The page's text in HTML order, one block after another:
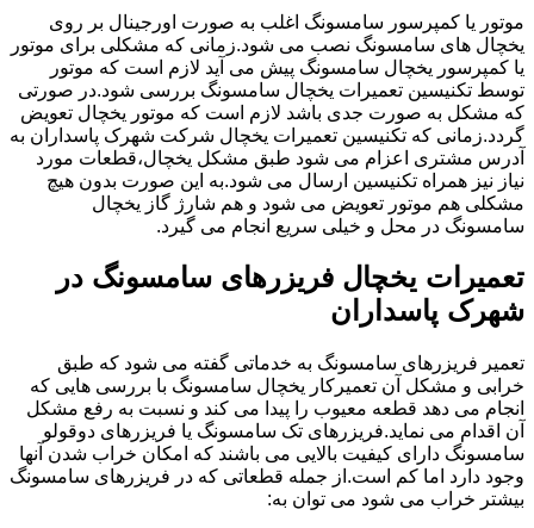
موتور یا کمپرسور سامسونگ اغلب به صورت اورجینال بر روی
یخچال های سامسونگ نصب می شود.زمانی که مشکلی برای موتور
یا کمپرسور یخچال سامسونگ پیش می آید لازم است که موتور
توسط تکنیسین تعمیرات یخچال سامسونگ بررسی شود.در صورتی
که مشکل به صورت جدی باشد لازم است که موتور یخچال تعویض
گردد.زمانی که تکنیسین تعمیرات یخچال شرکت شهرک پاسداران به
آدرس مشتری اعزام می شود طبق مشکل یخچال،قطعات مورد
نیاز نیز همراه تکنیسین ارسال می شود.به این صورت بدون هیچ
مشکلی هم موتور تعویض می شود و هم شارژ گاز یخچال
سامسونگ در محل و خیلی سریع انجام می گیرد.
تعمیرات یخچال فریزرهای سامسونگ در
شهرک پاسداران
تعمیر فریزرهای سامسونگ به خدماتی گفته می شود که طبق
خرابی و مشکل آن تعمیرکار یخچال سامسونگ با بررسی هایی که
انجام می دهد قطعه معیوب را پیدا می کند و نسبت به رفع مشکل
آن اقدام می نماید.فریزرهای تک سامسونگ یا فریزرهای دوقولو
سامسونگ دارای کیفیت بالایی می باشند که امکان خراب شدن آنها
وجود دارد اما کم است.از جمله قطعاتی که در فریزرهای سامسونگ
بیشتر خراب می شود می توان به: